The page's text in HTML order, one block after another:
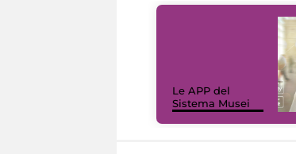
Le APP del
Sistema Musei